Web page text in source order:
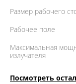
Размер рабочего
Рабочее поле
Максимальная
излучателя
Посмотреть